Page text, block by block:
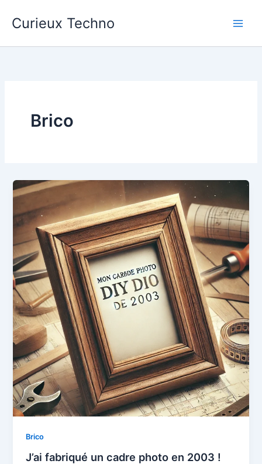
Curieux Techno
Brico
Brico
J’ai fabriqué un cadre photo en 2003 !